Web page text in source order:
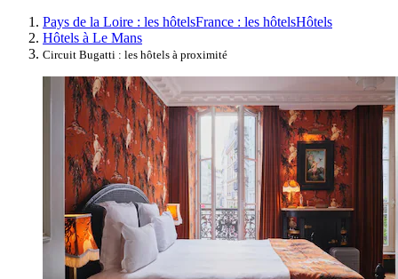
Pays de la Loire : les hôtelsFrance : les hôtelsHôtels
Hôtels à Le Mans
Circuit Bugatti : les hôtels à proximité